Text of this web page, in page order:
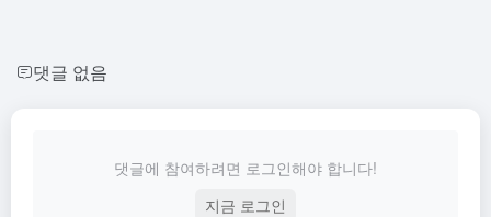
댓글 없음
댓글에 참여하려면 로그인해야 합니다!
지금 로그인